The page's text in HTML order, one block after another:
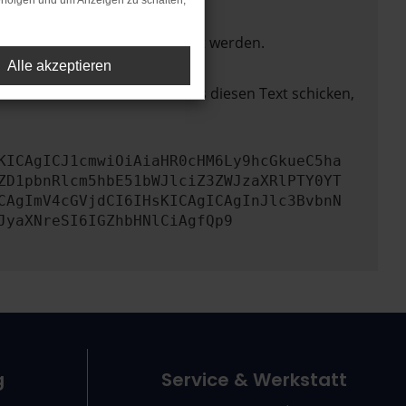
nicht mehr unterstützt werden.
zu beheben. Du kannst uns diesen Text schicken,
Service & Werkstatt
Alle akzeptieren